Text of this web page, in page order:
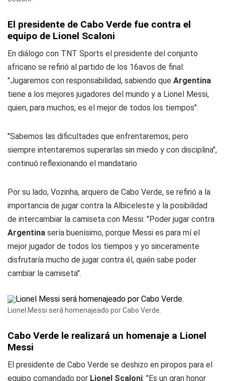
El presidente de Cabo Verde fue contra el
equipo de Lionel Scaloni
En diálogo con TNT Sports el presidente del conjunto
africano se refirió al partido de los 16avos de final:
"Jugaremos con responsabilidad, sabiendo que Argentina
tiene a los mejores jugadores del mundo y a Lionel Messi,
quien, para muchos, es el mejor de todos los tiempos".
"Sabemos las dificultades que enfrentaremos, pero
siempre intentaremos superarlas sin miedo y con disciplina",
continuó reflexionando el mandatario.
Por su lado, Vozinha, arquero de Cabo Verde, se refirió a la
importancia de jugar contra la Albiceleste y la posibilidad
de intercambiar la camiseta con Messi: "Poder jugar contra
Argentina sería buenísimo, porque Messi es para mí el
mejor jugador de todos los tiempos y yo sinceramente
disfrutaría mucho de jugar contra él, quién sabe poder
cambiar la camiseta".
Lionel Messi será homenajeado por Cabo Verde.
Cabo Verde le realizará un homenaje a Lionel
Messi
El presidente de Cabo Verde se deshizo en piropos para el
equipo comandado por Lionel Scaloni: "Es un gran honor